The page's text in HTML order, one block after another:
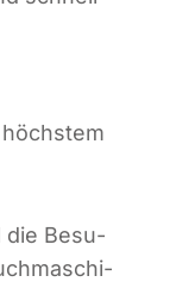
die Besu­